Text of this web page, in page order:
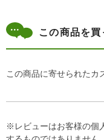
この商品を
この商品に寄せられたカ
※レビューはお客様の個